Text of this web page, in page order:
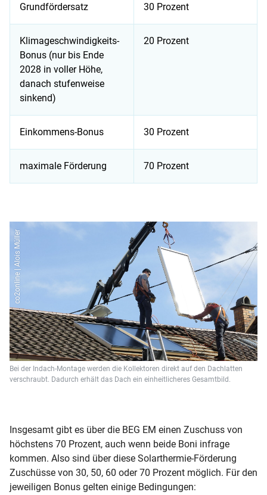
Grundfördersatz 30 Prozent
Klimageschwindigkeits-
Bonus (nur bis Ende
2028 in voller Höhe,
danach stufenweise
sinkend)
20 Prozent
Einkommens-Bonus 30 Prozent
maximale Förderung 70 Prozent
Bei der Indach-Montage werden die Kollektoren direkt auf den Dachlatten
verschraubt. Dadurch erhält das Dach ein einheitlicheres Gesamtbild.
co2online | Alois Müller
Insgesamt gibt es über die BEG EM einen Zuschuss von
höchstens 70 Prozent, auch wenn beide Boni infrage
kommen. Also sind über diese Solarthermie-Förderung
Zuschüsse von 30, 50, 60 oder 70 Prozent möglich. Für den
jeweiligen Bonus gelten einige Bedingungen: